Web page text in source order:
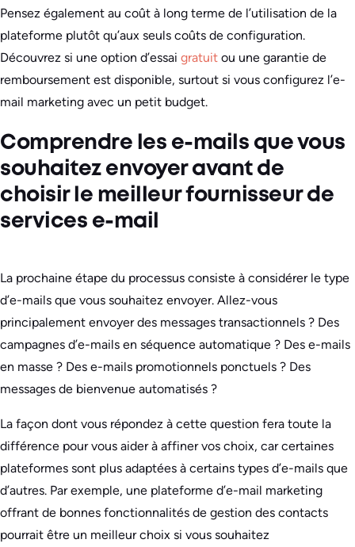
Pensez également au coût à long terme de l’utilisation de la
plateforme plutôt qu’aux seuls coûts de configuration.
Découvrez si une option d’essai gratuit ou une garantie de
remboursement est disponible, surtout si vous configurez l’e-
mail marketing avec un petit budget.
Comprendre les e-mails que vous
souhaitez envoyer avant de
choisir le meilleur fournisseur de
services e-mail
La prochaine étape du processus consiste à considérer le type
d’e-mails que vous souhaitez envoyer. Allez-vous
principalement envoyer des messages transactionnels ? Des
campagnes d’e-mails en séquence automatique ? Des e-mails
en masse ? Des e-mails promotionnels ponctuels ? Des
messages de bienvenue automatisés ?
La façon dont vous répondez à cette question fera toute la
différence pour vous aider à affiner vos choix, car certaines
plateformes sont plus adaptées à certains types d’e-mails que
d’autres. Par exemple, une plateforme d’e-mail marketing
offrant de bonnes fonctionnalités de gestion des contacts
pourrait être un meilleur choix si vous souhaitez